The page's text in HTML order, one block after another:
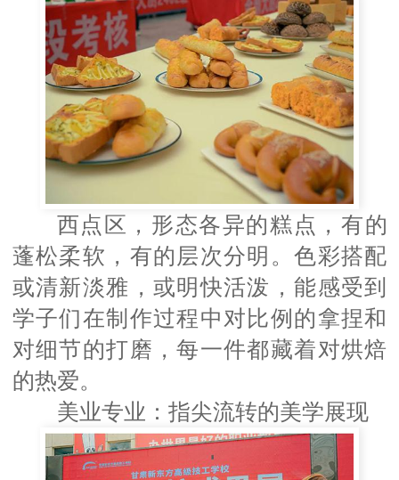
西点区，形态各异的糕点，有的
蓬松柔软，有的层次分明。色彩搭配
或清新淡雅，或明快活泼，能感受到
学子们在制作过程中对比例的拿捏和
对细节的打磨，每一件都藏着对烘焙
的热爱。
美业专业：指尖流转的美学展现